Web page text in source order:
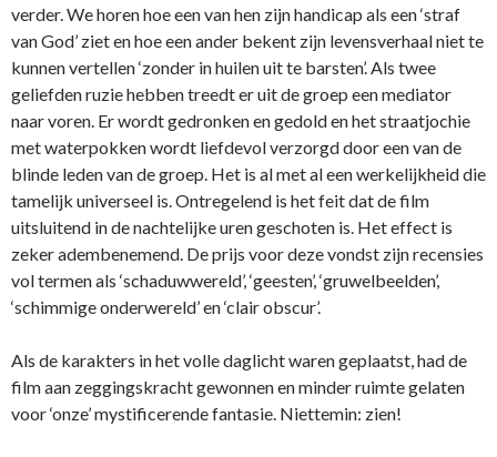
verder. We horen hoe een van hen zijn handicap als een ‘straf
van God’ ziet en hoe een ander bekent zijn levensverhaal niet te
kunnen vertellen ‘zonder in huilen uit te barsten’. Als twee
geliefden ruzie hebben treedt er uit de groep een mediator
naar voren. Er wordt gedronken en gedold en het straatjochie
met waterpokken wordt liefdevol verzorgd door een van de
blinde leden van de groep. Het is al met al een werkelijkheid die
tamelijk universeel is. Ontregelend is het feit dat de film
uitsluitend in de nachtelijke uren geschoten is. Het effect is
zeker adembenemend. De prijs voor deze vondst zijn recensies
vol termen als ‘schaduwwereld’, ‘geesten’, ‘gruwelbeelden’,
‘schimmige onderwereld’ en ‘clair obscur’.
Als de karakters in het volle daglicht waren geplaatst, had de
film aan zeggingskracht gewonnen en minder ruimte gelaten
voor ‘onze’ mystificerende fantasie. Niettemin: zien!